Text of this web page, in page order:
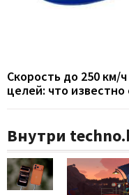
Скорость до 250 км/
целей: что
Внутри